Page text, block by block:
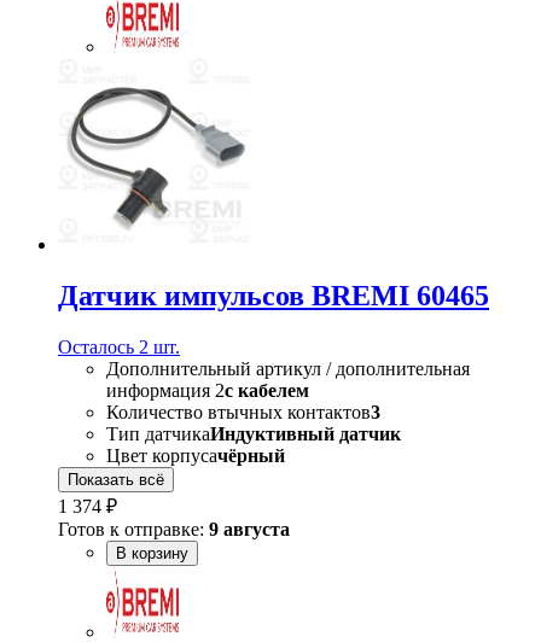
Датчик импульсов BREMI 60465
Осталось 2 шт.
Дополнительный артикул / дополнительная
информация 2с кабелем
Количество втычных контактов3
Тип датчикаИндуктивный датчик
Цвет корпусачёрный
Показать всё
1 374 ₽
Готов к отправке: 9 августа
В корзину